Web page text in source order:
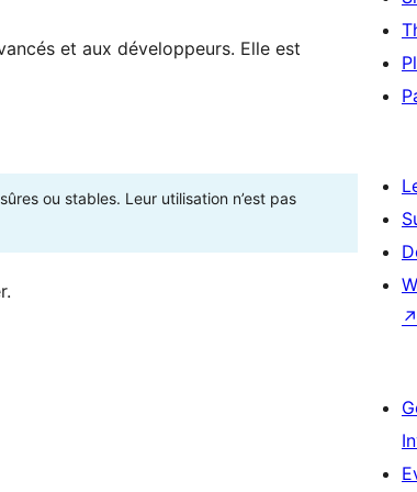
et aux développeurs. Elle est
ou stables. Leur utilisation n’est pas
↗